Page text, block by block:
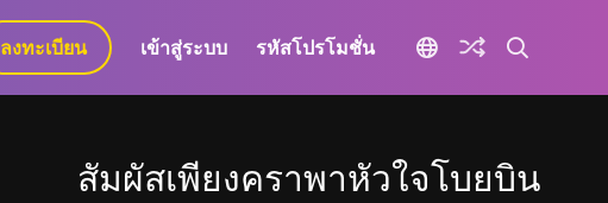
GaLa+
ลงทะเบียน เข้าสู่ระบบ รหัสโปรโมชั่น
สัมผัสเพียงคราพาหัวใจโบยบิน